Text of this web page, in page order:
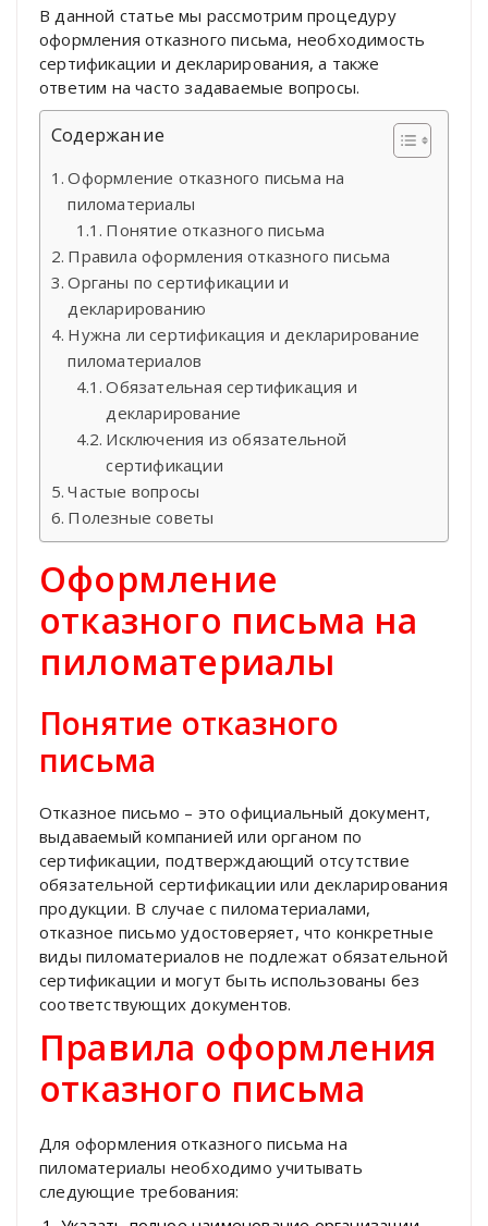
В данной статье мы рассмотрим процедуру
оформления отказного письма, необходимость
сертификации и декларирования, а также
ответим на часто задаваемые вопросы.
Содержание
Оформление отказного письма на
пиломатериалы
Понятие отказного письма
Правила оформления отказного письма
Органы по сертификации и
декларированию
Нужна ли сертификация и декларирование
пиломатериалов
Обязательная сертификация и
декларирование
Исключения из обязательной
сертификации
Частые вопросы
Полезные советы
Оформление
отказного письма на
пиломатериалы
Понятие отказного
письма
Отказное письмо – это официальный документ,
выдаваемый компанией или органом по
сертификации, подтверждающий отсутствие
обязательной сертификации или декларирования
продукции. В случае с пиломатериалами,
отказное письмо удостоверяет, что конкретные
виды пиломатериалов не подлежат обязательной
сертификации и могут быть использованы без
соответствующих документов.
Правила оформления
отказного письма
Для оформления отказного письма на
пиломатериалы необходимо учитывать
следующие требования: